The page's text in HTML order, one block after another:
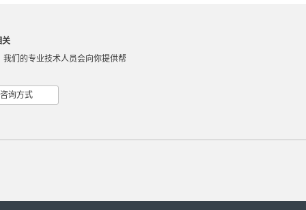
关
们的专业技术人员会向你提供帮
询方式